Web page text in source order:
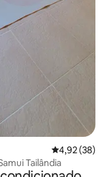
Classificação
4,92 (38)
Tailândia